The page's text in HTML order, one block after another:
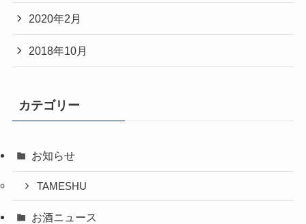
2020年2月
2018年10月
カテゴリー
お知らせ
TAMESHU
お酒ニュース